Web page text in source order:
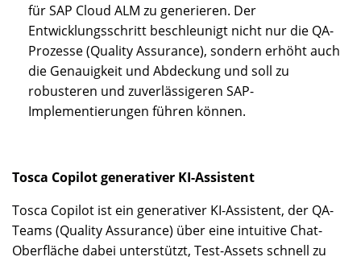
für SAP Cloud ALM zu generieren. Der
Entwicklungsschritt beschleunigt nicht nur die QA-
Prozesse (Quality Assurance), sondern erhöht auch
die Genauigkeit und Abdeckung und soll zu
robusteren und zuverlässigeren SAP-
Implementierungen führen können.
Tosca Copilot generativer KI-Assistent
Tosca Copilot ist ein generativer KI-Assistent, der QA-
Teams (Quality Assurance) über eine intuitive Chat-
Oberfläche dabei unterstützt, Test-Assets schnell zu